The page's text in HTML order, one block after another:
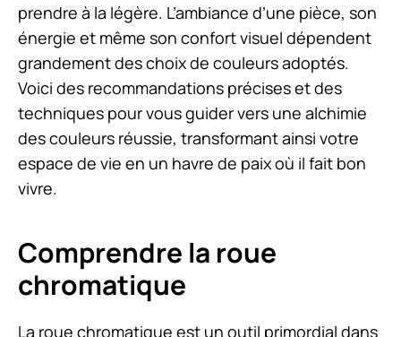
prendre à la légère. L’ambiance d’une pièce, son
énergie et même son confort visuel dépendent
grandement des choix de couleurs adoptés.
Voici des recommandations précises et des
techniques pour vous guider vers une alchimie
des couleurs réussie, transformant ainsi votre
espace de vie en un havre de paix où il fait bon
vivre.
Comprendre la roue
chromatique
La roue chromatique est un outil primordial dans